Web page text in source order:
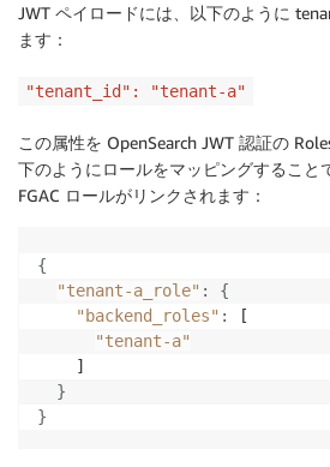
JWT ペイロードには、以下のように
ます：
"tenant_id": "tenant-a"
この属性を OpenSearch JWT 認証の
下のようにロールをマッピングすること
FGAC ロールがリンクされます：
{
"tenant-a_role" :
{
"backend_roles" :
[
"tenant-a"
    ]
}
}